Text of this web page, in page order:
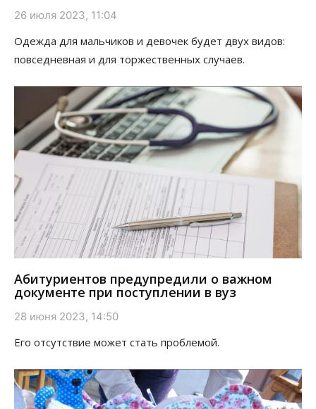
26 июля 2023, 11:04
Одежда для мальчиков и девочек будет двух видов:
повседневная и для торжественных случаев.
Абитуриентов предупредили о важном
документе при поступлении в вуз
28 июня 2023, 14:50
Его отсутствие может стать проблемой.